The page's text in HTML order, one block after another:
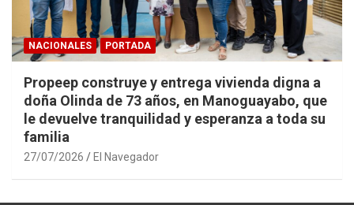
NACIONALES PORTADA
Propeep construye y entrega vivienda digna a
doña Olinda de 73 años, en Manoguayabo, que
le devuelve tranquilidad y esperanza a toda su
familia
27/07/2026 El Navegador